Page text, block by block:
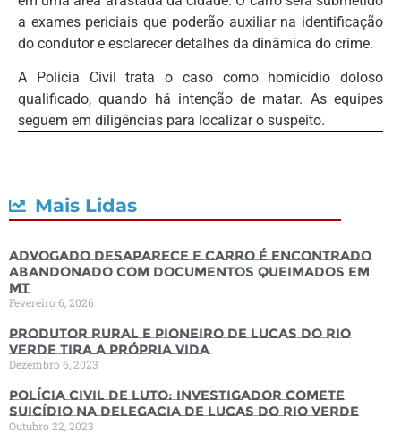
a exames periciais que poderão auxiliar na identificação
do condutor e esclarecer detalhes da dinâmica do crime.
A Polícia Civil trata o caso como homicídio doloso
qualificado, quando há intenção de matar. As equipes
seguem em diligências para localizar o suspeito.
Mais Lidas
Advogado desaparece e carro é encontrado
abandonado com documentos queimados em
MT
Fevereiro 6, 2026
Produtor rural e pioneiro de Lucas do Rio
Verde tira a própria vida
Dezembro 6, 2023
Polícia Civil de luto: Investigador comete
suicídio na Delegacia de Lucas do Rio Verde
Outubro 22, 2023